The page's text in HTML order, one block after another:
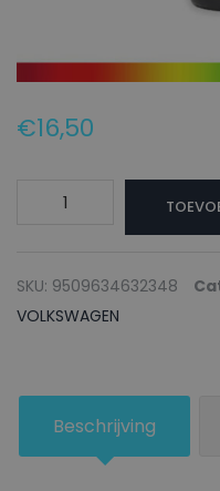
€16,50
VOLKSWAGEN
FLASH
RED
aantal
SKU: 9509634632348
VOLKSWAGEN
Beschrijving